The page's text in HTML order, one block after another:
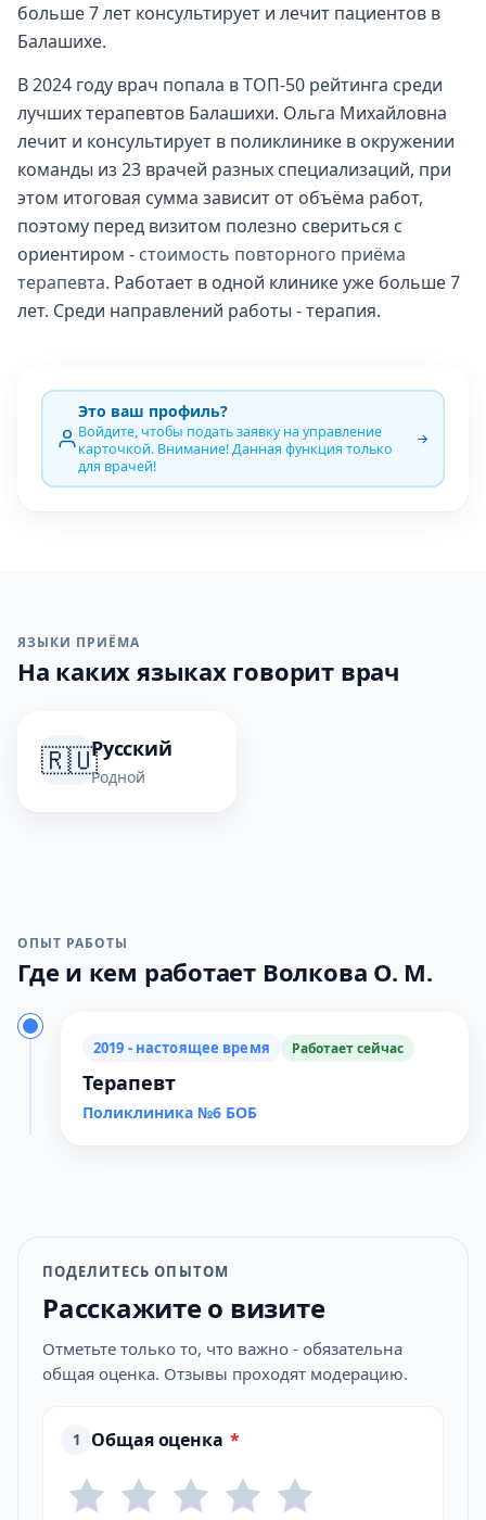
больше 7 лет консультирует и лечит пациентов в
Балашихе.
В 2024 году врач попала в ТОП-50 рейтинга среди
лучших терапевтов Балашихи. Ольга Михайловна
лечит и консультирует в поликлинике в окружении
команды из 23 врачей разных специализаций, при
этом итоговая сумма зависит от объёма работ,
поэтому перед визитом полезно свериться с
ориентиром - стоимость повторного приёма
терапевта. Работает в одной клинике уже больше 7
лет. Среди направлений работы - терапия.
Это ваш профиль?
Войдите, чтобы подать заявку на управление
карточкой. Внимание! Данная функция только
для врачей!
ЯЗЫКИ ПРИЁМА
На каких языках говорит врач
🇷🇺Русский
Родной
ОПЫТ РАБОТЫ
Где и кем работает Волкова О. М.
2019 - настоящее время Работает сейчас
Терапевт
Поликлиника №6 БОБ
ПОДЕЛИТЕСЬ ОПЫТОМ
Расскажите о визите
Отметьте только то, что важно - обязательна
общая оценка. Отзывы проходят модерацию.
1 Общая оценка *